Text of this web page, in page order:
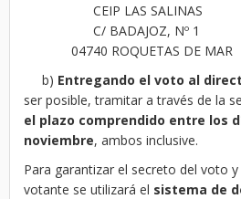
CEIP LAS SALINAS
C/ BADAJOZ, Nº 1
04740 ROQUETAS DE MAR
b) Entregando el voto al
ser posible, tramitar a través de la
el plazo comprendido entre los
noviembre, ambos inclusive.
Para garantizar el secreto del voto
votante se utilizará el sistema de